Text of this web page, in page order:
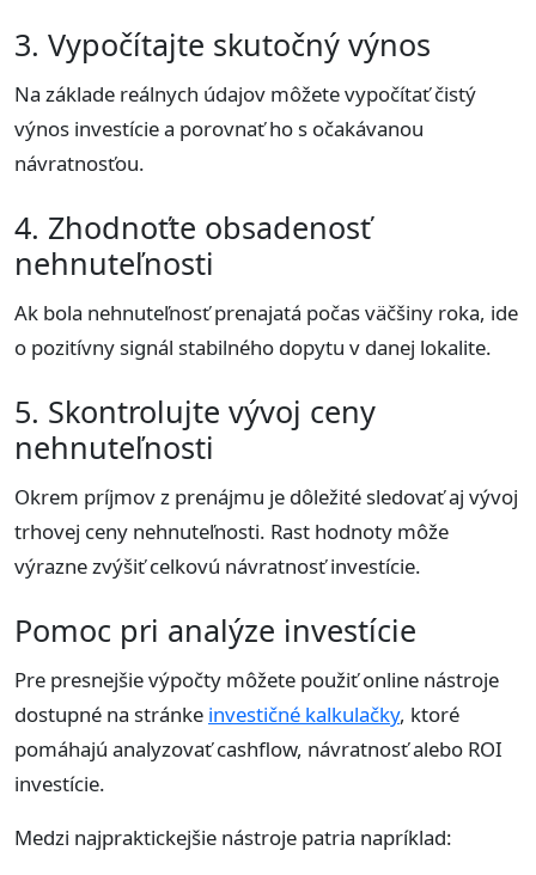
3. Vypočítajte skutočný výnos
Na základe reálnych údajov môžete vypočítať čistý
výnos investície a porovnať ho s očakávanou
návratnosťou.
4. Zhodnoťte obsadenosť
nehnuteľnosti
Ak bola nehnuteľnosť prenajatá počas väčšiny roka, ide
o pozitívny signál stabilného dopytu v danej lokalite.
5. Skontrolujte vývoj ceny
nehnuteľnosti
Okrem príjmov z prenájmu je dôležité sledovať aj vývoj
trhovej ceny nehnuteľnosti. Rast hodnoty môže
výrazne zvýšiť celkovú návratnosť investície.
Pomoc pri analýze investície
Pre presnejšie výpočty môžete použiť online nástroje
dostupné na stránke investičné kalkulačky, ktoré
pomáhajú analyzovať cashflow, návratnosť alebo ROI
investície.
Medzi najpraktickejšie nástroje patria napríklad: